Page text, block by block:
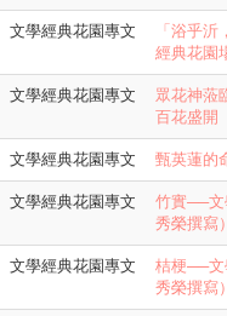
文學經典花園專文
「浴乎
經典花園
文學經典花園專文
眾花神蒞
百花盛開
文學經典花園專文 甄英蓮的
文學經典花園專文
竹實──文
秀榮撰寫）
文學經典花園專文
桔梗──文
秀榮撰寫）